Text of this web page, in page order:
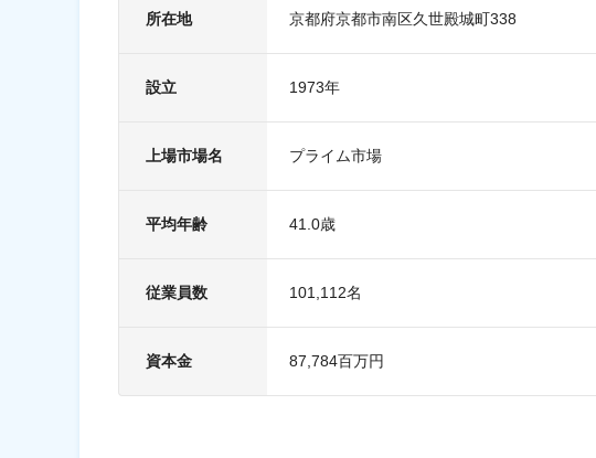
りからインフラ/エネルギーまで、市場動向
また、役員体制含めグローバルでリーンな
■求める人物像（3P）：
当社では特に下記の3P人材を求めています
・Professional(専門性)：職務を遂行する
識を学ぶことができる。
・Productive(生産性)：より効率的に成果
けて全社で取り組んでおります。）
失敗しても前に進んでいくという姿勢をも
所在地 京都府京都市南区久世殿城町338
設立 1973年
上場市場名 プライム市場
平均年齢 41.0歳
従業員数 101,112名
資本金 87,784百万円